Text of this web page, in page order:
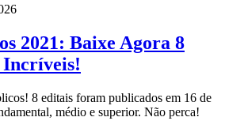
2021: Baixe Agora 8
Incríveis!
8 editais foram publicados em 16 de
médio e superior. Não perca!